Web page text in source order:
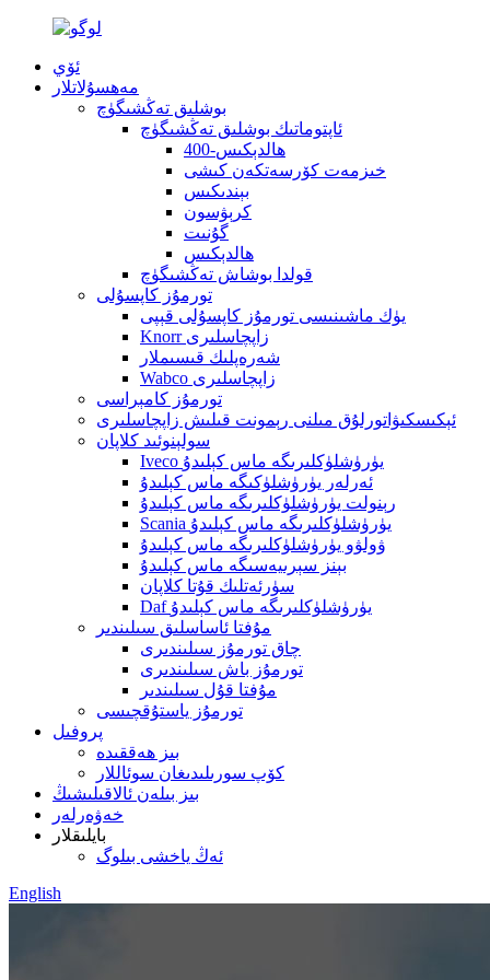
ئۆي
مەھسۇلاتلار
بوشلىق تەڭشىگۈچ
ئاپتوماتىك بوشلىق تەڭشىگۈچ
400-ھالدېكىس
خىزمەت كۆرسەتكەن كىشى
بېندىكىس
كرېۋسون
گۇنىت
ھالدېكىس
قولدا بوشاش تەڭشىگۈچ
تورمۇز كاپسۇلى
يۈك ماشىنىسى تورمۇز كاپسۇلى قېپى
Knorr زاپچاسلىرى
شەرەپلىك قىسىملار
Wabco زاپچاسلىرى
تورمۇز كامېراسى
ئېكىسكىۋاتورلۇق مىلنى رېمونت قىلىش زاپچاسلىرى
سولېنوئىد كلاپان
Iveco يۈرۈشلۈكلىرىگە ماس كېلىدۇ
ئەرلەر يۈرۈشلۈكىگە ماس كېلىدۇ
رېنولت يۈرۈشلۈكلىرىگە ماس كېلىدۇ
Scania يۈرۈشلۈكلىرىگە ماس كېلىدۇ
ۋولۋو يۈرۈشلۈكلىرىگە ماس كېلىدۇ
بېنز سېرىيەسىگە ماس كېلىدۇ
سۈرئەتلىك قۇتا كلاپان
Daf يۈرۈشلۈكلىرىگە ماس كېلىدۇ
مۇفتا ئاساسلىق سىلىندىر
چاق تورمۇز سىلىندىرى
تورمۇز باش سىلىندىرى
مۇفتا قۇل سىلىندىر
تورمۇز ياستۇقچىسى
پروفىل
بىز ھەققىدە
كۆپ سورىلىدىغان سوئاللار
بىز بىلەن ئالاقىلىشىڭ
خەۋەرلەر
بايلىقلار
ئەڭ ياخشى بىلوگ
English